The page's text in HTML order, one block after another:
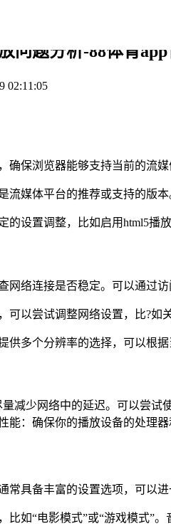
问题分析-88体育
02:11:05
保浏览器能够支持当前的流媒
流媒体平台的推荐或支持的版
设置调整，比如启用html5播
络连接是否稳定。可以通过
以尝试调整网络设置，比?如
供多个分辨率的选择，可以根
减少网络中的延迟。可以尝
：确保你的播放设备的处理
具备丰富的设置选项，可以进
如“电影模式”或“游戏模式”